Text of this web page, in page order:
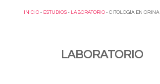
INICIO - ESTUDIOS - LABORATORIO - CITOLOGÍA EN ORINA
LABORATORIO